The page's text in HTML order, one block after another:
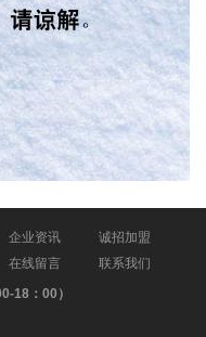
企业资讯
诚招加盟
在线留言
联系我们
18：00）